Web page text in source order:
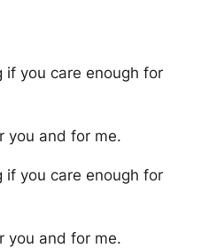
if you care enough for
you and for me.
if you care enough for
you and for me.